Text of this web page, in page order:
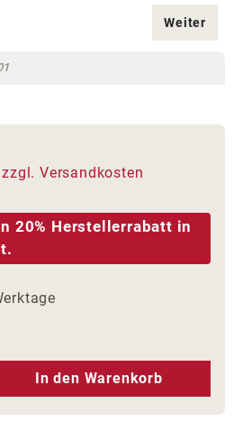
Weiter
Versandkosten
20% Herstellerrabatt in
Gib den
In den Warenkorb